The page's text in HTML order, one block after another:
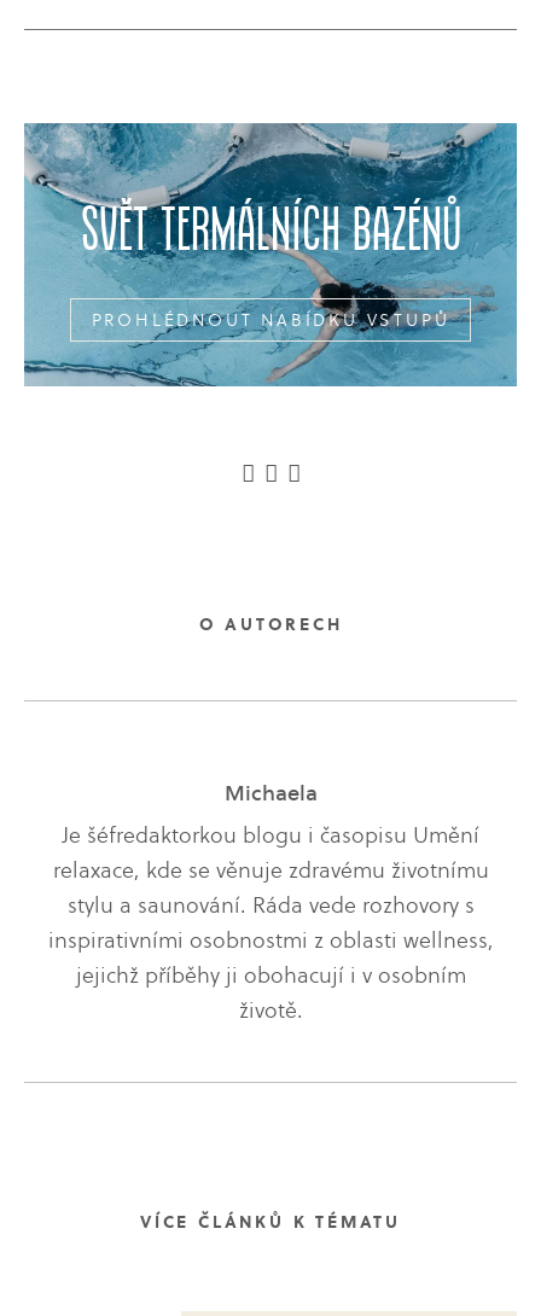
svět termálních bazénů
PROHLÉDNOUT NABÍDKU VSTUPŮ
O AUTORECH
Michaela
Je šéfredaktorkou blogu i časopisu Umění
relaxace, kde se věnuje zdravému životnímu
stylu a saunování. Ráda vede rozhovory s
inspirativními osobnostmi z oblasti wellness,
jejichž příběhy ji obohacují i v osobním
životě.
VÍCE ČLÁNKŮ K TÉMATU